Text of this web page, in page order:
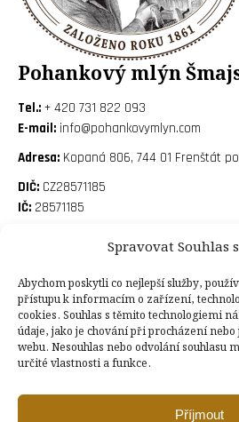
Spravovat Souhlas
Abychom poskytli co nejlepší služby,
přístupu k informacím o zařízení,
cookies. Souhlas s těmito technologiemi
údaje, jako je chování při procházení
webu. Nesouhlas nebo odvolání souhlasu
určité vlastnosti a funkce.
Příjmout
Pohankový mlýn
Tel.: + 420 731 822 093
E-mail: info@pohankovymlyn.com
Adresa: Kopaná 806, 744 01 Frenštát
DIČ: CZ28571185
IČ: 28571185
Otevírací doba
Úterý – 7:30-15:00
Středa – 7:30-15:00
Čtvrtek – 7:30-15:00
Pátek – 7:30-15:00